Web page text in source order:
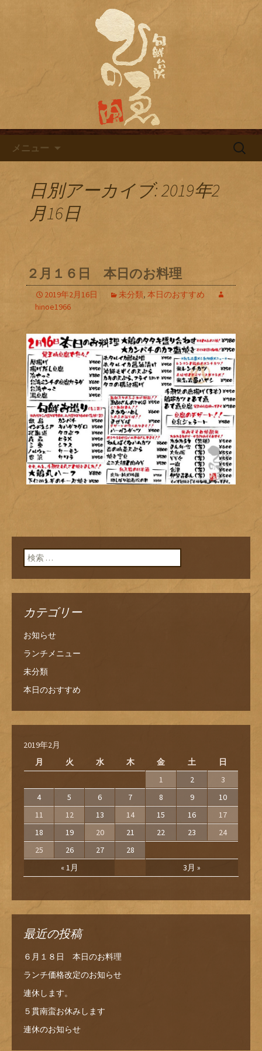
名古屋市栄にある居酒屋「旬鮮
台所ひのゑ」のブログ
名古屋市栄にある居酒屋「旬鮮台所ひ
のゑ（ひのえ）」。豊富な焼酎と海鮮
料理を中心とした、お酒に合う肴を楽
しめるお店です。季節で変わるおすす
めメニューや日替わりランチの新着情
報を随時更新中。
メニュー
検
日別アーカイブ: 2019年2
月16日
２月１６日 本日のお料理
2019年2月16日 未分類, 本日のおすすめ
hinoe1966
検索:
カテゴリー
お知らせ
ランチメニュー
未分類
本日のおすすめ
2019年2月
月
火 水 木 金 土 日
« 1月 3月 »
1 2
3
4
5 6 7 8 9
10
11
12 13 14 15 16
17
18
19 20 21 22 23
24
25
26 27 28
最近の投稿
６月１８日 本日のお料理
ランチ価格改定のお知らせ
連休します。
５貫南蛮お休みします
連休のお知らせ